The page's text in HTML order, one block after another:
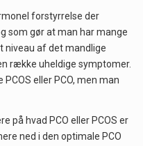
forstyrrelse der
som gør at man har mange
af det mandlige
række uheldige symptomer.
eller PCO, men man
på hvad PCO eller PCOS er
ned i den optimale PCO